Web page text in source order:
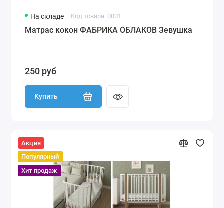
На складе Код товара: 0001
Матрас кокон ФАБРИКА ОБЛАКОВ Зевушка
250 руб
Купить
Акция
Популярный
Хит продаж